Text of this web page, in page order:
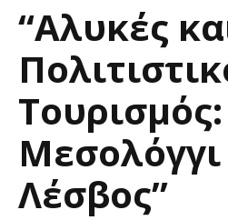
“Αλυκές
Τουρισμός:
Μεσολόγγι
Λέσβος”